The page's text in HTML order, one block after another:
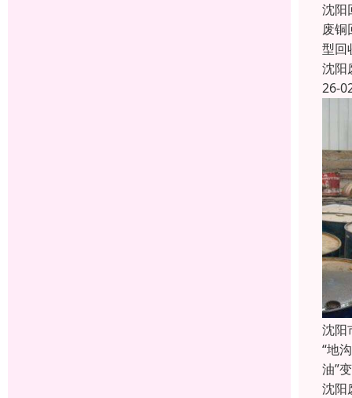
沈阳
废
型回
沈阳
26-
沈阳
“地
油”
沈阳